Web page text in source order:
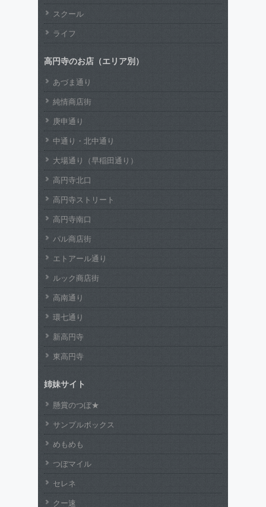
スクール
ライフ
高円寺のお店（エリア別）
あづま通り
純情商店街
庚申通り
中通り・北中通り
大場通り（早稲田通り）
高円寺北口
高円寺ストリート
高円寺南口
パル商店街
エトアール通り
ルック商店街
高南通り
環七通り
新高円寺
東高円寺
姉妹サイト
懸賞のつぼ★
サンプルボックス
めもめも
つぼマイル
セレネ
クー速